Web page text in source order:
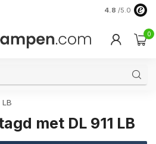
Verzending
4.8 /5.0
0
LB
met DL 911 LB